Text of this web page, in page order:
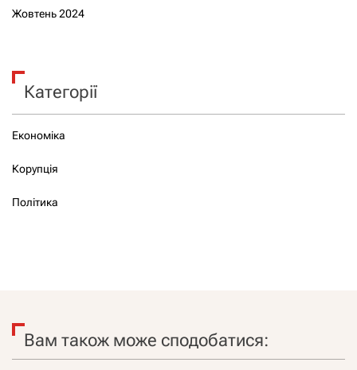
Жовтень 2024
Категорії
Економіка
Корупція
Політика
Вам також може сподобатися: